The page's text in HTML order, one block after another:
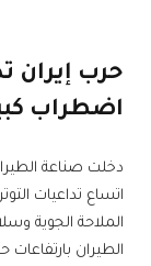
حرب إيران
اضطراب
دخلت صناعة
اتساع تداعيات
الملاحة الجوية
الطيران